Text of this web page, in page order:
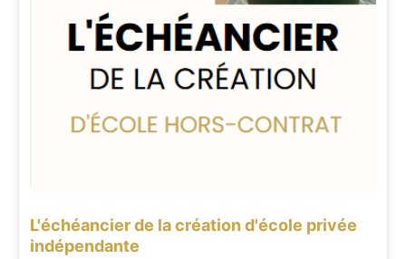
L'échéancier de la création d'école privée
indépendante